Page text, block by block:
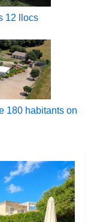
12 llocs
180 habitants on